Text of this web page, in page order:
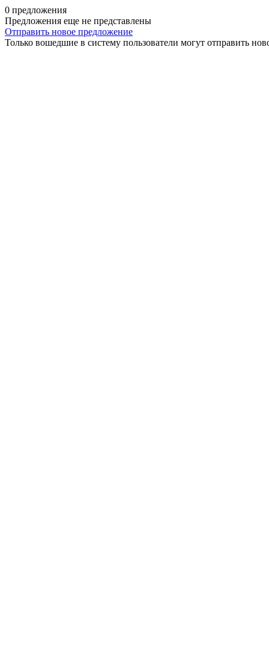
0 предложения
Предложения еще не представлены
Отправить новое предложение
Только вошедшие в систему пользователи могут отправить